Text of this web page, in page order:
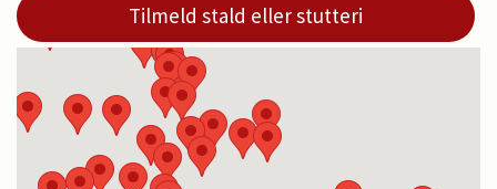
Tilmeld stald eller stutteri